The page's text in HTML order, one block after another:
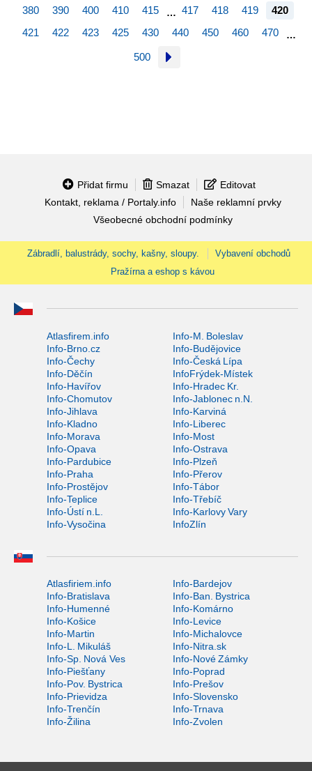
380 390 400 410 415 … 417 418 419
420
421
422 423 425 430 440 450 460 470 …
500
Přidat firmu Smazat
Editovat
Kontakt, reklama / Portaly.info
Naše reklamní prvky
Všeobecné obchodní podmínky
Zábradlí, balustrády, sochy, kašny, sloupy.
Vybavení obchodů
Pražírna a eshop s kávou
Atlasfirem.info
Info-M. Boleslav
Info-Brno.cz
Info-Budějovice
Info-Čechy
Info-Česká Lípa
Info-Děčín
InfoFrýdek-Místek
Info-Havířov
Info-Hradec Kr.
Info-Chomutov
Info-Jablonec n.N.
Info-Jihlava
Info-Karviná
Info-Kladno
Info-Liberec
Info-Morava
Info-Most
Info-Opava
Info-Ostrava
Info-Pardubice
Info-Plzeň
Info-Praha
Info-Přerov
Info-Prostějov
Info-Tábor
Info-Teplice
Info-Třebíč
Info-Ústí n.L.
Info-Karlovy Vary
Info-Vysočina
InfoZlín
Atlasfiriem.info
Info-Bardejov
Info-Bratislava
Info-Ban. Bystrica
Info-Humenné
Info-Komárno
Info-Košice
Info-Levice
Info-Martin
Info-Michalovce
Info-L. Mikuláš
Info-Nitra.sk
Info-Sp. Nová Ves
Info-Nové Zámky
Info-Piešťany
Info-Poprad
Info-Pov. Bystrica
Info-Prešov
Info-Prievidza
Info-Slovensko
Info-Trenčín
Info-Trnava
Info-Žilina
Info-Zvolen